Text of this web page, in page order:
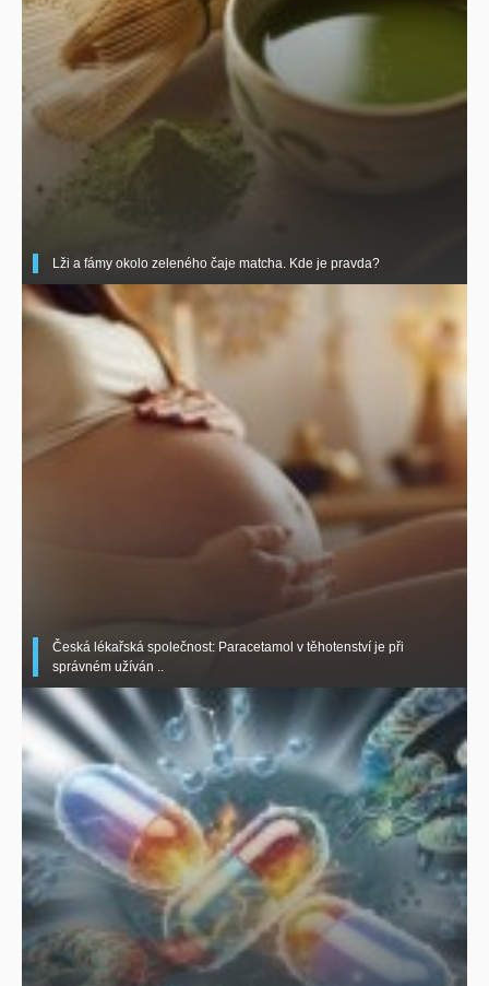
Lži a fámy okolo zeleného čaje matcha. Kde je pravda?
Česká lékařská společnost: Paracetamol v těhotenství je při
správném užíván ..